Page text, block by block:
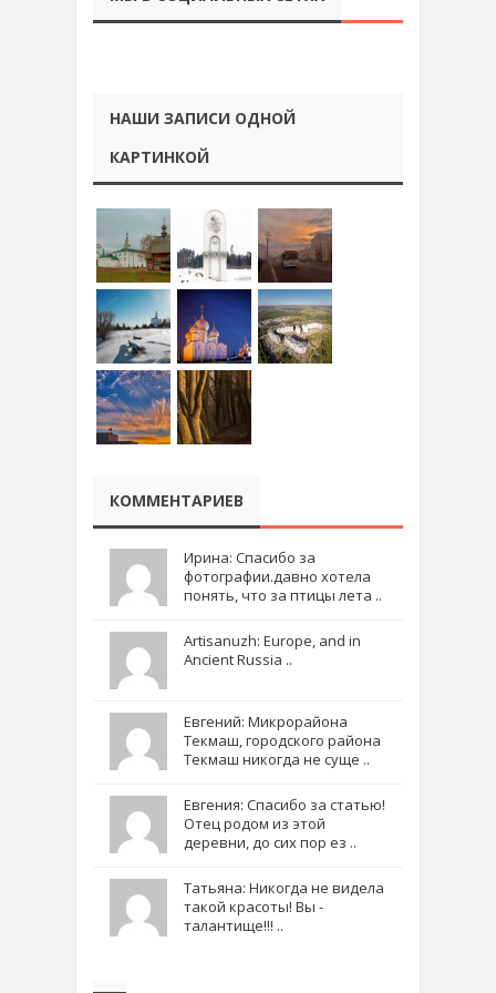
НАШИ ЗАПИСИ ОДНОЙ
КАРТИНКОЙ
КОММЕНТАРИЕВ
Ирина: Спасибо за
фотографии.давно хотела
понять, что за птицы лета ..
Artisanuzh: Europe, and in
Ancient Russia ..
Евгений: Микрорайона
Текмаш, городского района
Текмаш никогда не суще ..
Евгения: Спасибо за статью!
Отец родом из этой
деревни, до сих пор ез ..
Татьяна: Никогда не видела
такой красоты! Вы -
талантище!!! ..